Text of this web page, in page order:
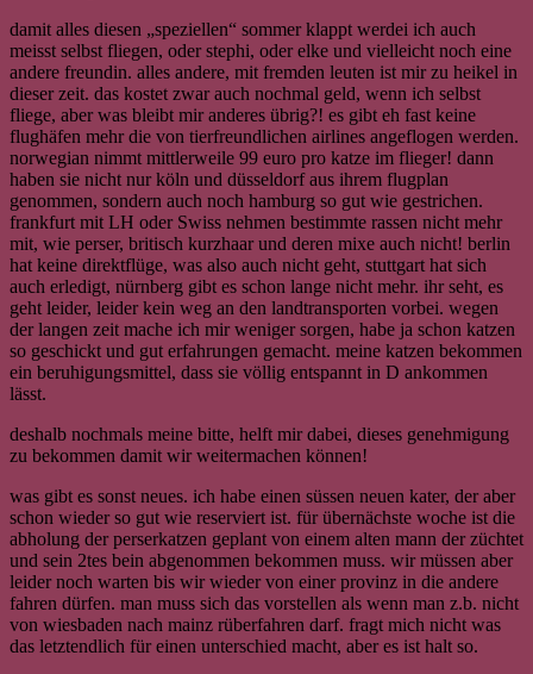
damit alles diesen „speziellen“ sommer klappt werdei ich auch
meisst selbst fliegen, oder stephi, oder elke und vielleicht noch eine
andere freundin. alles andere, mit fremden leuten ist mir zu heikel in
dieser zeit. das kostet zwar auch nochmal geld, wenn ich selbst
fliege, aber was bleibt mir anderes übrig?! es gibt eh fast keine
flughäfen mehr die von tierfreundlichen airlines angeflogen werden.
norwegian nimmt mittlerweile 99 euro pro katze im flieger! dann
haben sie nicht nur köln und düsseldorf aus ihrem flugplan
genommen, sondern auch noch hamburg so gut wie gestrichen.
frankfurt mit LH oder Swiss nehmen bestimmte rassen nicht mehr
mit, wie perser, britisch kurzhaar und deren mixe auch nicht! berlin
hat keine direktflüge, was also auch nicht geht, stuttgart hat sich
auch erledigt, nürnberg gibt es schon lange nicht mehr. ihr seht, es
geht leider, leider kein weg an den landtransporten vorbei. wegen
der langen zeit mache ich mir weniger sorgen, habe ja schon katzen
so geschickt und gut erfahrungen gemacht. meine katzen bekommen
ein beruhigungsmittel, dass sie völlig entspannt in D ankommen
lässt.
deshalb nochmals meine bitte, helft mir dabei, dieses genehmigung
zu bekommen damit wir weitermachen können!
was gibt es sonst neues. ich habe einen süssen neuen kater, der aber
schon wieder so gut wie reserviert ist. für übernächste woche ist die
abholung der perserkatzen geplant von einem alten mann der züchtet
und sein 2tes bein abgenommen bekommen muss. wir müssen aber
leider noch warten bis wir wieder von einer provinz in die andere
fahren dürfen. man muss sich das vorstellen als wenn man z.b. nicht
von wiesbaden nach mainz rüberfahren darf. fragt mich nicht was
das letztendlich für einen unterschied macht, aber es ist halt so.